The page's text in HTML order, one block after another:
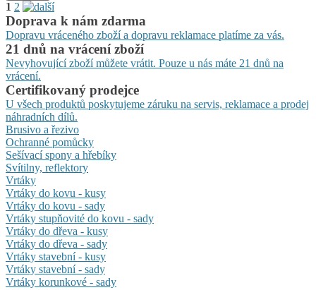
1 2
Doprava k nám zdarma
Dopravu vráceného zboží a dopravu reklamace platíme za vás.
21 dnů na vrácení zboží
Nevyhovující zboží můžete vrátit. Pouze u nás máte 21 dnů na
vrácení.
Certifikovaný prodejce
U všech produktů poskytujeme záruku na servis, reklamace a prodej
náhradních dílů.
Brusivo a řezivo
Ochranné pomůcky
Sešívací spony a hřebíky
Svítilny, reflektory
Vrtáky
Vrtáky do kovu - kusy
Vrtáky do kovu - sady
Vrtáky stupňovité do kovu - sady
Vrtáky do dřeva - kusy
Vrtáky do dřeva - sady
Vrtáky stavební - kusy
Vrtáky stavební - sady
Vrtáky korunkové - sady